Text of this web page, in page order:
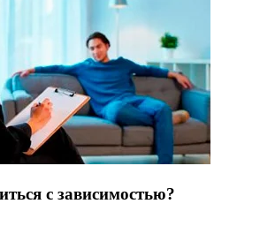
с зависимостью?